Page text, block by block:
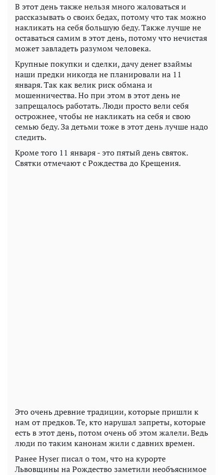
В этот день также нельзя много жаловаться и
рассказывать о своих бедах, потому что так можно
накликать на себя большую беду. Также лучше не
оставаться самим в этот день, потому что нечистая
может завладеть разумом человека.
Крупные покупки и сделки, дачу денег взаймы
наши предки никогда не планировали на 11
января. Так как велик риск обмана и
мошенничества. Но при этом в этот день не
запрещалось работать. Люди просто вели себя
острожнее, чтобы не накликать на себя и свою
семью беду. За детьми тоже в этот день лучше надо
следить.
Кроме того 11 января - это пятый день святок.
Святки отмечают с Рождества до Крещения.
Это очень древние традиции, которые пришли к
нам от предков. Те, кто нарушал запреты, которые
есть в этот день, потом очень об этом жалели. Ведь
люди по таким канонам жили с давних времен.
Ранее Hyser писал о том, что на курорте
Львовщины на Рождество заметили необъяснимое